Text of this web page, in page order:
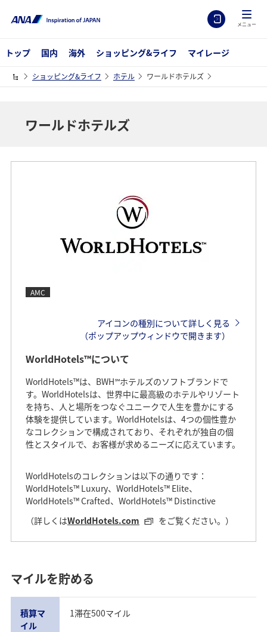
メニュー
トップ 国内 海外 ショッピング&ライフ マイレージ
ショッピング&ライフ ホテル ワールドホテルズ
ワールドホテルズ
AMC
アイコンの種別について詳しく見る
（ポップアップウィンドウで開きます）
WorldHotels™について
WorldHotels™は、BWH℠ホテルズのソフトブランドで
す。WorldHotelsは、世界中に最高級のホテルやリゾート
を持ち、人と場所をつなぐユニークで人生を豊かにする
体験を提供しています。WorldHotelsは、4つの個性豊か
なコレクションで構成されており、それぞれが独自の個
性とスタイルで、お客様が求めるニーズに応えています。
WorldHotelsのコレクションは以下の通りです：
WorldHotels™ Luxury、WorldHotels™ Elite、
WorldHotels™ Crafted、WorldHotels™ Distinctive
（詳しくはWorldHotels.com をご覧ください。）
マイルを貯める
積算マ
イル
1滞在500マイル